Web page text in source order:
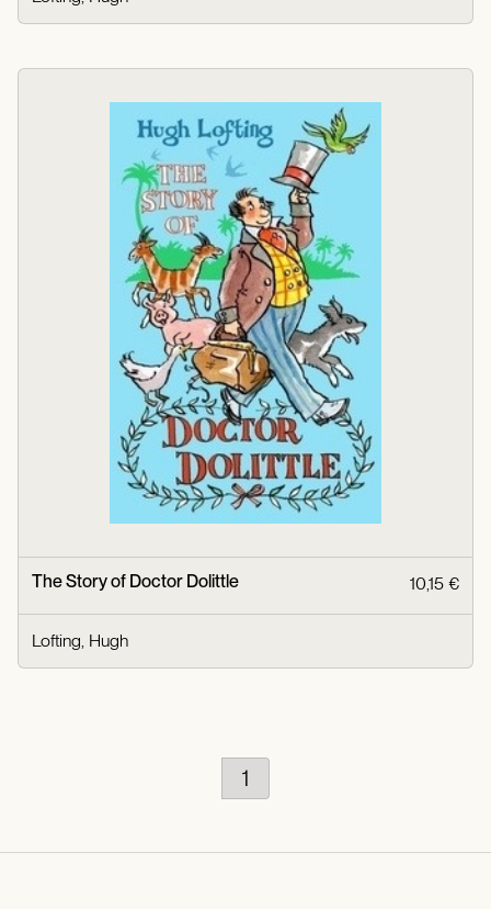
The Story of Doctor Dolittle 10,15 €
Lofting, Hugh
1